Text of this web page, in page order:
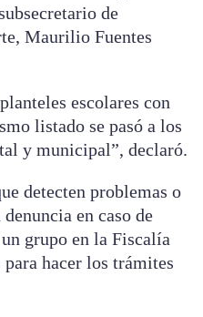
de
Maurilio Fuentes
escolares con
listado se pasó a los
y municipal”, declaró.
detecten problemas o
en caso de
grupo en la Fiscalía
hacer los trámites